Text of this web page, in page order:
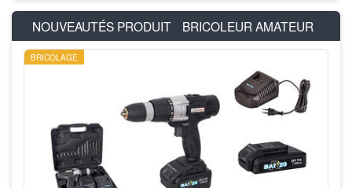
NOUVEAUTÉS PRODUIT BRICOLEUR AMATEUR
BRICOLAGE